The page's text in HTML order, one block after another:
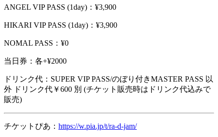
ANGEL VIP PASS (1day)：¥3,900
HIKARI VIP PASS (1day)：¥3,900
NOMAL PASS：¥0
当日券： 各+¥2000
ドリンク代： SUPER VIP PASS/のぼり付きMASTER PASS 以
外 ドリンク代￥600 別 (チケット販売時はドリンク代込みで
販売)
チケットぴあ： https://w.pia.jp/t/ra-d-jam/